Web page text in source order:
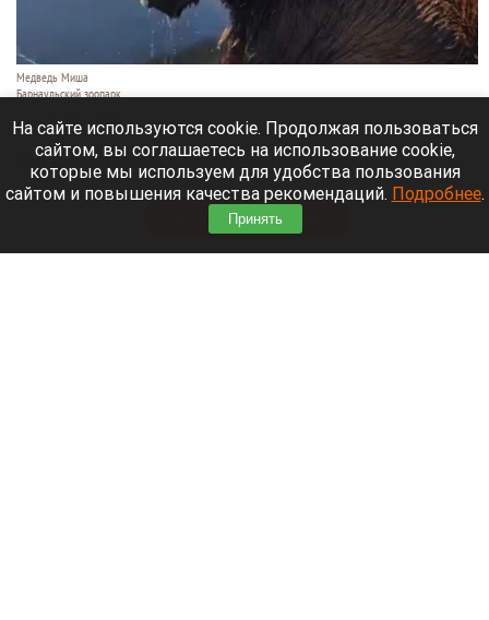
Медведь Миша
Барнаульский зоопарк
6 августа 2026 в 20:00
В барнаульском зоопарке «Лесная сказка»
показали, как животные спасаются от жары.
Читать полностью
На сайте используются cookie. Продолжая пользоваться
сайтом, вы соглашаетесь на использование cookie,
которые мы используем для удобства пользования
сайтом и повышения качества рекомендаций. Подробнее.
Принять